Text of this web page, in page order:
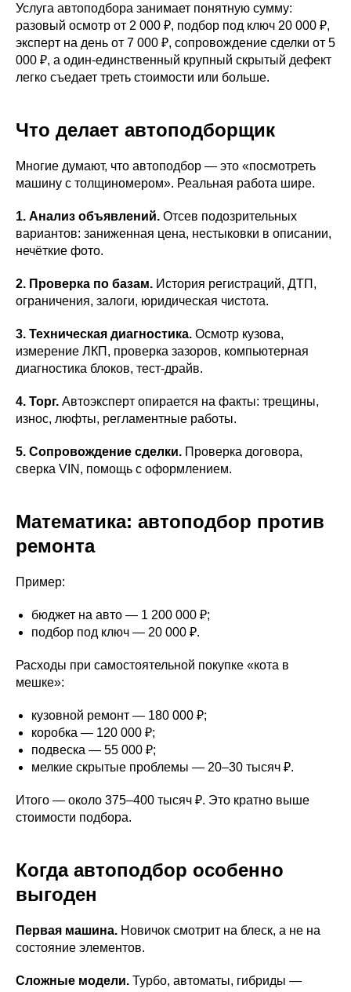
Услуга автоподбора занимает понятную сумму:
разовый осмотр от 2 000 ₽, подбор под ключ 20 000 ₽,
эксперт на день от 7 000 ₽, сопровождение сделки от 5
000 ₽, а один-единственный крупный скрытый дефект
легко съедает треть стоимости или больше.
Что делает автоподборщик
Многие думают, что автоподбор — это «посмотреть
машину с толщиномером». Реальная работа шире.
1. Анализ объявлений. Отсев подозрительных
вариантов: заниженная цена, нестыковки в описании,
нечёткие фото.
2. Проверка по базам. История регистраций, ДТП,
ограничения, залоги, юридическая чистота.
3. Техническая диагностика. Осмотр кузова,
измерение ЛКП, проверка зазоров, компьютерная
диагностика блоков, тест-драйв.
4. Торг. Автоэксперт опирается на факты: трещины,
износ, люфты, регламентные работы.
5. Сопровождение сделки. Проверка договора,
сверка VIN, помощь с оформлением.
Математика: автоподбор против
ремонта
Пример:
бюджет на авто — 1 200 000 ₽;
подбор под ключ — 20 000 ₽.
Расходы при самостоятельной покупке «кота в
мешке»:
кузовной ремонт — 180 000 ₽;
коробка — 120 000 ₽;
подвеска — 55 000 ₽;
мелкие скрытые проблемы — 20–30 тысяч ₽.
Итого — около 375–400 тысяч ₽. Это кратно выше
стоимости подбора.
Когда автоподбор особенно
выгоден
Первая машина. Новичок смотрит на блеск, а не на
состояние элементов.
Сложные модели. Турбо, автоматы, гибриды —